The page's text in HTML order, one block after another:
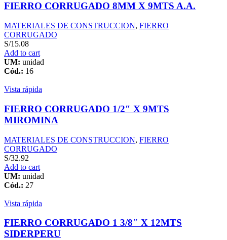
FIERRO CORRUGADO 8MM X 9MTS A.A.
MATERIALES DE CONSTRUCCION, FIERRO
CORRUGADO
S/15.08
Add to cart
UM: unidad
Cód.: 16
Vista rápida
FIERRO CORRUGADO 1/2″ X 9MTS
MIROMINA
MATERIALES DE CONSTRUCCION, FIERRO
CORRUGADO
S/32.92
Add to cart
UM: unidad
Cód.: 27
Vista rápida
FIERRO CORRUGADO 1 3/8″ X 12MTS
SIDERPERU